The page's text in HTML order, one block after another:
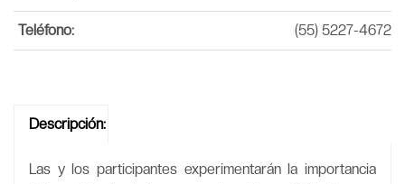
Teléfono: (55) 5227-4672
Descripción:
Las y los participantes experimentarán la importancia